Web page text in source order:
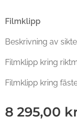
Filmklipp
Beskrivning av
Filmklipp kring
Filmklipp kring
8 295,00